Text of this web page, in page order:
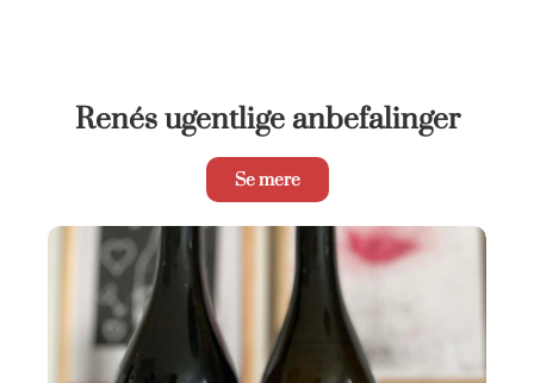
Renés ugentlige anbefalinger
Se mere